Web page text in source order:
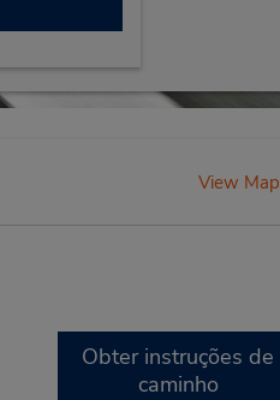
View Map
Obter instruções de
caminho